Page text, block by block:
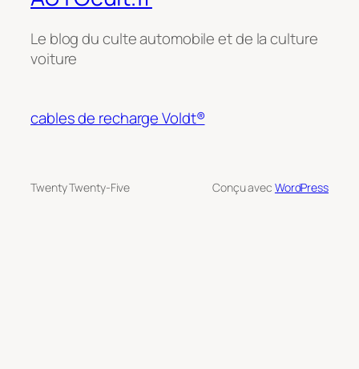
Le blog du culte automobile et de la culture
voiture
cables de recharge Voldt®
Twenty Twenty-Five Conçu avec WordPress